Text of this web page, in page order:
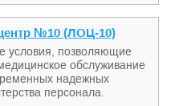
№10 (ЛОЦ-10)
условия, позволяющие
обслуживание
надежных
персонала.